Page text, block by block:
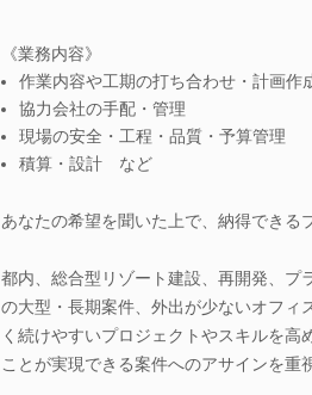
《業務内容》
作業内容や工期の打ち合わせ・計画作
協力会社の手配・管理
現場の安全・工程・品質・予算管理
積算・設計 など
あなたの希望を聞いた上で、納得できる
都内、総合型リゾート建設、再開発、プ
の大型・長期案件、外出が少ないオフィ
く続けやすいプロジェクトやスキルを
ことが実現できる案件へのアサインを重